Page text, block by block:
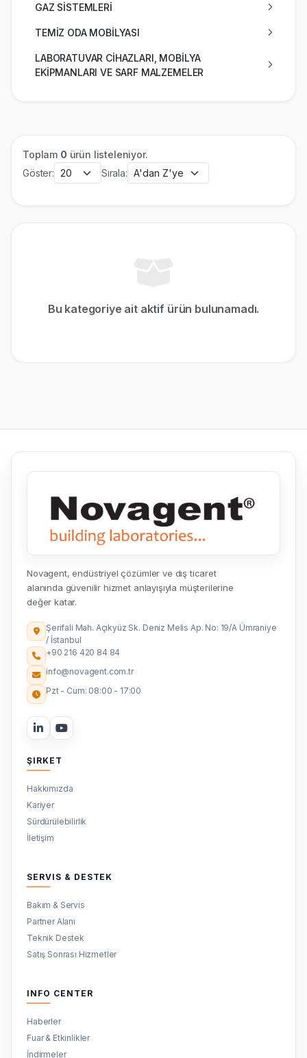
GAZ SİSTEMLERİ
TEMİZ ODA MOBİLYASI
LABORATUVAR CİHAZLARI, MOBİLYA
EKİPMANLARI VE SARF MALZEMELER
Toplam 0 ürün listeleniyor.
Göster:
Sırala:
Bu kategoriye ait aktif ürün bulunamadı.
Novagent, endüstriyel çözümler ve dış ticaret
alanında güvenilir hizmet anlayışıyla müşterilerine
değer katar.
Şerifali Mah. Açıkyüz Sk. Deniz Melis Ap. No: 19/A Ümraniye
/ İstanbul
+90 216 420 84 84
info@novagent.com.tr
Pzt - Cum: 08:00 - 17:00
ŞIRKET
Hakkımızda
Kariyer
Sürdürülebilirlik
İletişim
SERVIS & DESTEK
Bakım & Servis
Partner Alanı
Teknik Destek
Satış Sonrası Hizmetler
INFO CENTER
Haberler
Fuar & Etkinlikler
İndirmeler